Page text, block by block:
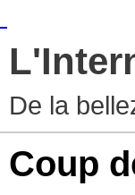
De la
Coup